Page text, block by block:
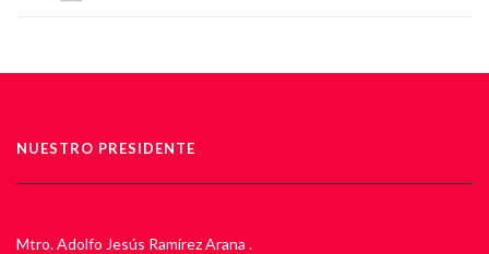
NUESTRO PRESIDENTE
Mtro. Adolfo Jesús Ramírez Arana .